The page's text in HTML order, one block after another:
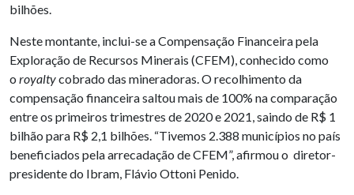
bilhões.
Neste montante, inclui-se a Compensação Financeira pela
Exploração de Recursos Minerais (CFEM), conhecido como
o royaltycobrado das mineradoras. O recolhimento da
compensação financeira saltou mais de 100% na comparação
entre os primeiros trimestres de 2020 e 2021, saindo de R$ 1
bilhão para R$ 2,1 bilhões. “Tivemos 2.388 municípios no país
beneficiados pela arrecadação de CFEM”, afirmou o diretor-
presidente do Ibram, Flávio Ottoni Penido.